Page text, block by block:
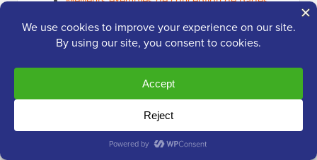
Meilleurs plugins de redirection 404 gratuits
Comment recevoir des alertes par e-mail pour
Nous espérons que cet article vous a aidé à résoudre